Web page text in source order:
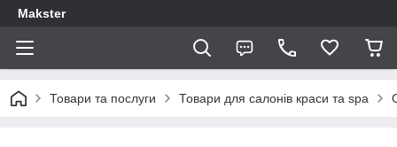
Makster
Товари та послуги Товари для салонів краси та spa